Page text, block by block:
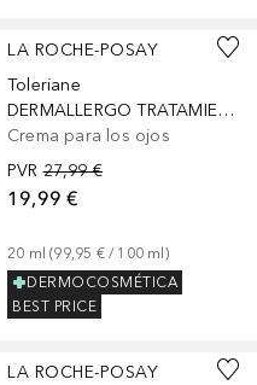
LA ROCHE-POSAY
Toleriane
DERMALLERGO TRATAMIENTO HIDRATANTE Y CALMANTE
Crema para los ojos
PVR 27,99 €
19,99 €
20 ml (99,95 € / 100 ml )
DERMOCOSMÉTICA
BEST PRICE
LA ROCHE-POSAY